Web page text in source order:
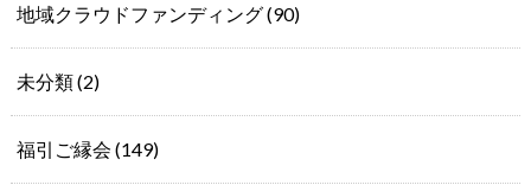
地域クラウドファンディング(90)
未分類(2)
福引ご縁会 (149)